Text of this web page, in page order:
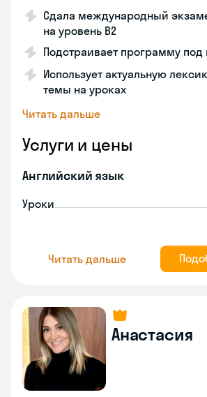
Сдала международный
на уровень B2
Подстраивает программу под
Использует актуальную
темы на уроках
Читать дальше
Услуги и цены
Английский язык
Уроки
Читать дальше
Анастасия